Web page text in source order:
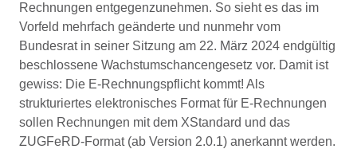
Rechnungen entgegenzunehmen. So sieht es das im
Vorfeld mehrfach geänderte und nunmehr vom
Bundesrat in seiner Sitzung am 22. März 2024 endgültig
beschlossene Wachstumschancengesetz vor. Damit ist
gewiss: Die E-Rechnungspflicht kommt! Als
strukturiertes elektronisches Format für E-Rechnungen
sollen Rechnungen mit dem XStandard und das
ZUGFeRD-Format (ab Version 2.0.1) anerkannt werden.